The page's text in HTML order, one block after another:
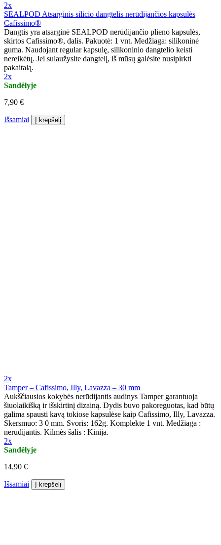
2x
SEALPOD Atsarginis silicio dangtelis nerūdijančios kapsulės
Cafissimo®
Dangtis yra atsarginė SEALPOD nerūdijančio plieno kapsulės,
skirtos Cafissimo®, dalis. Pakuotė: 1 vnt. Medžiaga: silikoninė
guma. Naudojant regular kapsulę, silikoninio dangtelio keisti
nereikėtų. Jei sulaužysite dangtelį, iš mūsų galėsite nusipirkti
pakaitalą.
2x
Sandėlyje
7,90 €
Išsamiai Į krepšelį
2x
Tamper – Cafissimo, Illy, Lavazza – 30 mm
Aukščiausios kokybės nerūdijantis audinys Tamper garantuoja
šiuolaikišką ir išskirtinį dizainą. Dydis buvo pakoreguotas, kad būtų
galima spausti kavą tokiose kapsulėse kaip Cafissimo, Illy, Lavazza.
Skersmuo: 3 0 mm. Svoris: 162g. Komplekte 1 vnt. Medžiaga :
nerūdijantis. Kilmės šalis : Kinija.
2x
Sandėlyje
14,90 €
Išsamiai Į krepšelį